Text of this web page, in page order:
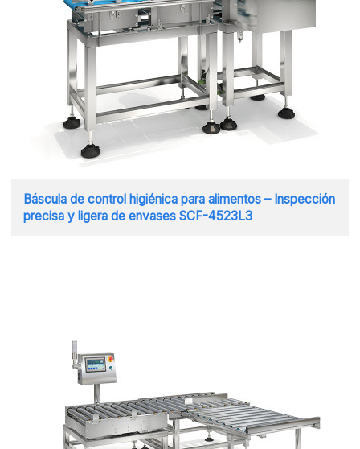
Báscula de control higiénica para alimentos – Inspección
precisa y ligera de envases SCF-4523L3